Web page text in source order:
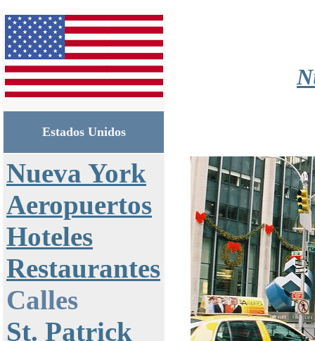
Estados Unidos
Nueva York
Aeropuertos
Hoteles
Restaurantes
Calles
St. Patrick